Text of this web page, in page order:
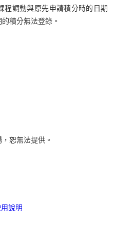
程調動與原先申請積分時的日期
積分無法登錄。
恕無法提供。
說明